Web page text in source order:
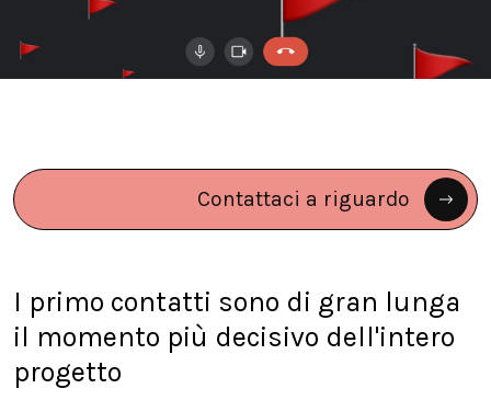
Contattaci a riguardo
I primo contatti sono di gran lunga
il momento più decisivo dell'intero
progetto